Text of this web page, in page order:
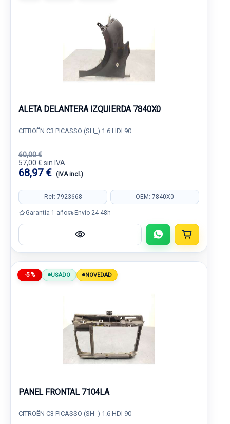
ALETA DELANTERA IZQUIERDA 7840X0
CITROËN C3 PICASSO (SH_) 1.6 HDI 90
60,00 €
57,00 € sin IVA.
68,97 € (IVA incl.)
Ref: 7923668 OEM: 7840X0
Garantía 1 año Envío 24-48h
-5% USADO NOVEDAD
PANEL FRONTAL 7104LA
CITROËN C3 PICASSO (SH_) 1.6 HDI 90